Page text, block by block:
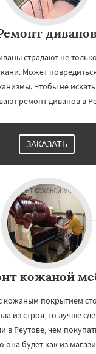
диванов
страдают не
Может
Чтобы не
ремонт диванов в
ЗАКАЗАТЬ
кожаной
кожаным покрытием
из строя, то лучше
в Реутове, чем
она будет как из